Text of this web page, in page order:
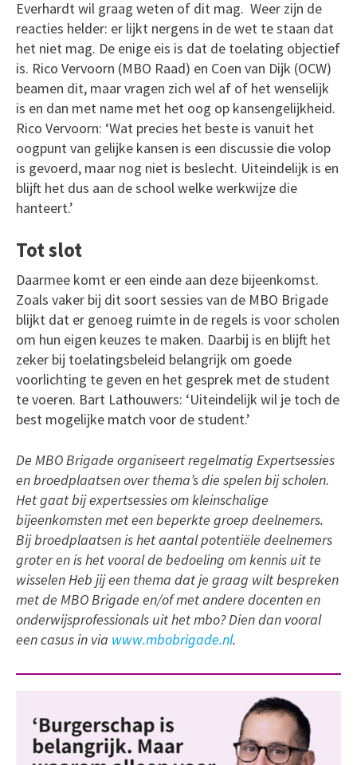
Everhardt wil graag weten of dit mag. Weer zijn de
reacties helder: er lijkt nergens in de wet te staan dat
het niet mag. De enige eis is dat de toelating objectief
is. Rico Vervoorn (MBO Raad) en Coen van Dijk (OCW)
beamen dit, maar vragen zich wel af of het wenselijk
is en dan met name met het oog op kansengelijkheid.
Rico Vervoorn: ‘Wat precies het beste is vanuit het
oogpunt van gelijke kansen is een discussie die volop
is gevoerd, maar nog niet is beslecht. Uiteindelijk is en
blijft het dus aan de school welke werkwijze die
hanteert.’
Tot slot
Daarmee komt er een einde aan deze bijeenkomst.
Zoals vaker bij dit soort sessies van de MBO Brigade
blijkt dat er genoeg ruimte in de regels is voor scholen
om hun eigen keuzes te maken. Daarbij is en blijft het
zeker bij toelatingsbeleid belangrijk om goede
voorlichting te geven en het gesprek met de student
te voeren. Bart Lathouwers: ‘Uiteindelijk wil je toch de
best mogelijke match voor de student.’
De MBO Brigade organiseert regelmatig Expertsessies
en broedplaatsen over thema’s die spelen bij scholen.
Het gaat bij expertsessies om kleinschalige
bijeenkomsten met een beperkte groep deelnemers.
Bij broedplaatsen is het aantal potentiële deelnemers
groter en is het vooral de bedoeling om kennis uit te
wisselen Heb jij een thema dat je graag wilt bespreken
met de MBO Brigade en/of met andere docenten en
onderwijsprofessionals uit het mbo? Dien dan vooral
een casus in via www.mbobrigade.nl.